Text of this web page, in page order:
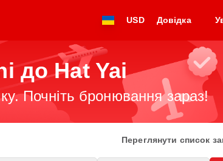
USD Довідка
до Hat Yai
Почніть бронювання зараз!
Переглянути список